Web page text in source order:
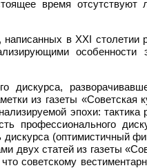
время отсутствуют
в XXI столетии
дискурса,
из газеты
эпохи: тактика
профессионального
(оптимистичный
статей из газеты
советскому